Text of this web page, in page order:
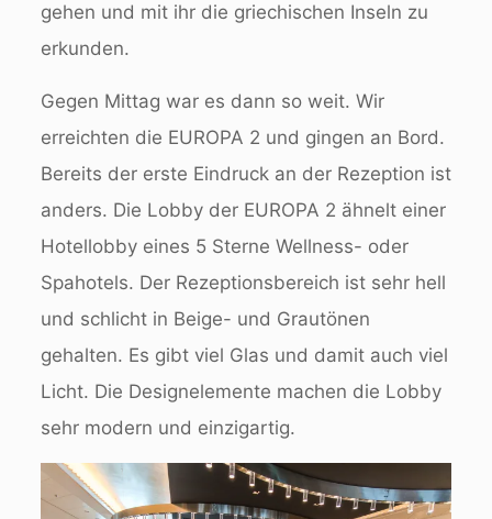
gehen und mit ihr die griechischen Inseln zu
erkunden.
Gegen Mittag war es dann so weit. Wir
erreichten die EUROPA 2 und gingen an Bord.
Bereits der erste Eindruck an der Rezeption ist
anders. Die Lobby der EUROPA 2 ähnelt einer
Hotellobby eines 5 Sterne Wellness- oder
Spahotels. Der Rezeptionsbereich ist sehr hell
und schlicht in Beige- und Grautönen
gehalten. Es gibt viel Glas und damit auch viel
Licht. Die Designelemente machen die Lobby
sehr modern und einzigartig.